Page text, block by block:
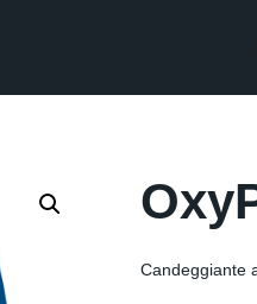
Candeggiante